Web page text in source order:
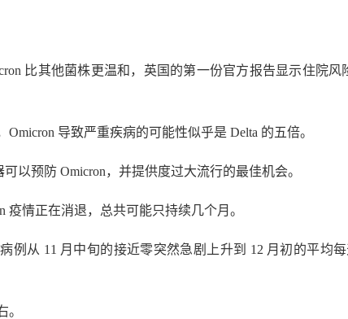
比其他菌株更温和，英国的第一份官方报告显示住院风
导致严重疾病的可能性似乎是 Delta 的五倍。
以预防 Omicron，并提供度过大流行的最佳机会。
疫情正在消退，总共可能只持续几个月。
例从 11 月中旬的接近零突然急剧上升到 12 月初的平均每
。